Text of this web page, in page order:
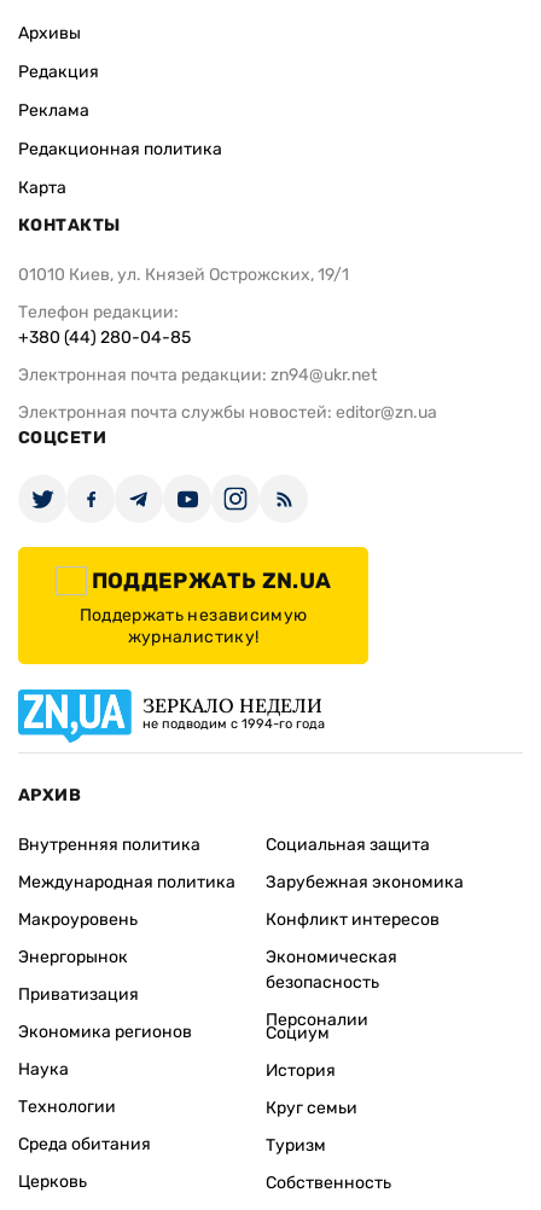
Архивы
Редакция
Реклама
Редакционная политика
Карта
КОНТАКТЫ
01010 Киев, ул. Князей Острожских, 19/1
Телефон редакции:
+380 (44) 280-04-85
Электронная почта редакции: zn94@ukr.net
Электронная почта службы новостей: editor@zn.ua
СОЦСЕТИ
ПОДДЕРЖАТЬ ZN.UA
Поддержать независимую
журналистику!
ЗЕРКАЛО НЕДЕЛИ
не подводим с 1994-го года
АРХИВ
Внутренняя политика
Международная политика
Макроуровень
Энергорынок
Приватизация
Экономика регионов
Социальная защита
Зарубежная экономика
Конфликт интересов
Экономическая
безопасность
Персоналии
Наука
Технологии
Среда обитания
Церковь
Социум
История
Круг семьи
Туризм
Собственность